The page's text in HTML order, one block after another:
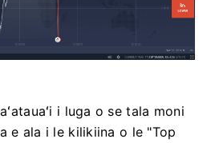
i luga o se tala moni
e ala i le kilikiina o le "Top